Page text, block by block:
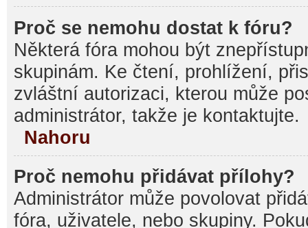
Proč se nemohu dostat k fóru?
Některá fóra mohou být
skupinám. Ke čtení, prohlížení,
zvláštní autorizaci, kterou může
administrátor, takže je kontaktujte.
Nahoru
Proč nemohu přidávat přílohy?
Administrátor může povolovat
fóra, uživatele, nebo skupiny.